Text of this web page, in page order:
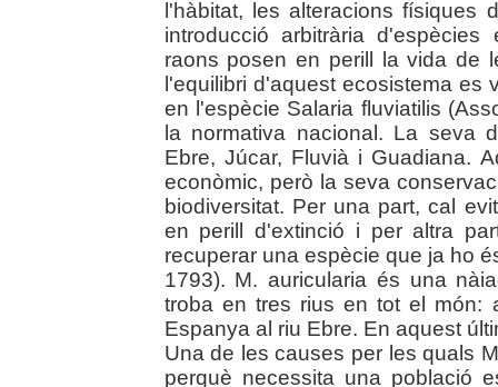
l'hàbitat, les alteracions físiques
introducció arbitrària
raons posen en perill la vida de
l'equilibri d'aquest ecosistema es
en l'espècie Salaria fluviatilis
la normativa nacional. La seva
Ebre, Júcar, Fluvià i Guadiana.
econòmic, però la seva
biodiversitat. Per una part, cal
en perill d'extinció i per altra
recuperar una espècie que ja ho
1793). M. auricularia és una
troba en tres rius en tot el món:
Espanya al riu Ebre. En aquest
Una de les causes per les quals
perquè necessita una població